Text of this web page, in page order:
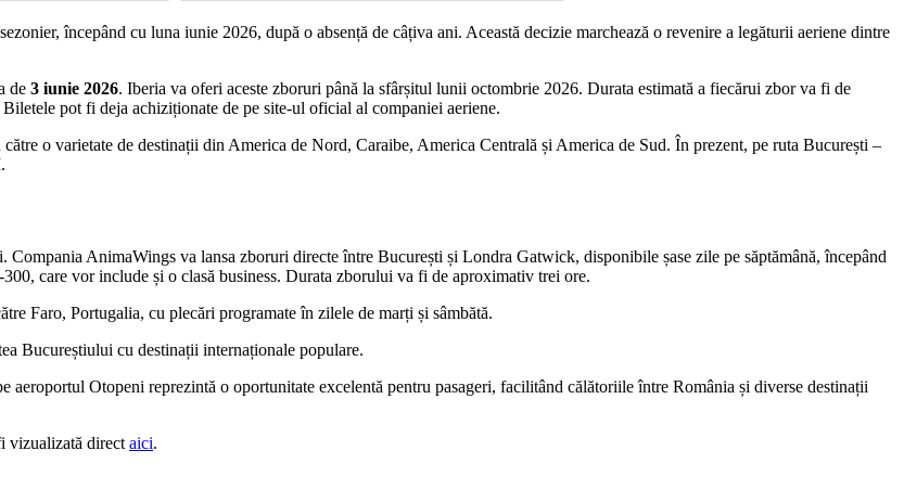
începând cu luna iunie 2026, după o absență de câțiva ani. Această decizie marchează o revenire a legăturii aeriene dintre
de 3 iunie 2026. Iberia va oferi aceste zboruri până la sfârșitul lunii octombrie 2026. Durata estimată a fiecărui zbor va fi de
pot fi deja achiziționate de pe site-ul oficial al companiei aeriene.
o varietate de destinații din America de Nord, Caraibe, America Centrală și America de Sud. În prezent, pe ruta București –
AnimaWings va lansa zboruri directe între București și Londra Gatwick, disponibile șase zile pe săptămână, începând
care vor include și o clasă business. Durata zborului va fi de aproximativ trei ore.
Faro, Portugalia, cu plecări programate în zilele de marți și sâmbătă.
Bucureștiului cu destinații internaționale populare.
Otopeni reprezintă o oportunitate excelentă pentru pasageri, facilitând călătoriile între România și diverse destinații
vizualizată direct aici.